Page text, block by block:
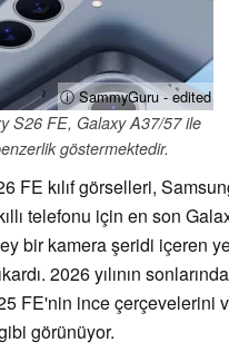
ⓘ SammyGuru - edited
S26 FE, Galaxy A37/57 ile
göstermektedir.
FE kılıf görselleri,
telefonu için en son
bir kamera şeridi içeren
2026 yılının
FE'nin ince çerçevelerini
görünüyor.